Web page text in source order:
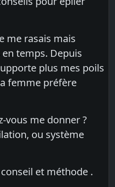
me rasais mais
temps. Depuis
plus mes poils
femme préfère
vous me donner ?
ou système
et méthode .